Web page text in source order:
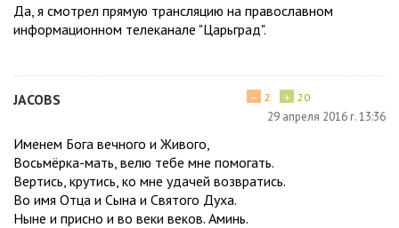
Да, я смотрел прямую трансляцию на православном
информационном телеканале "Царьград".
ЈАСОВЅ + 20
− 2
29 апреля 2016 г. 13:36
Именем Бога вечного и Живого,
Восьмёрка-мать, велю тебе мне помогать.
Вертись, крутись, ко мне удачей возвратись.
Во имя Отца и Сына и Святого Духа.
Ныне и присно и во веки веков. Аминь.